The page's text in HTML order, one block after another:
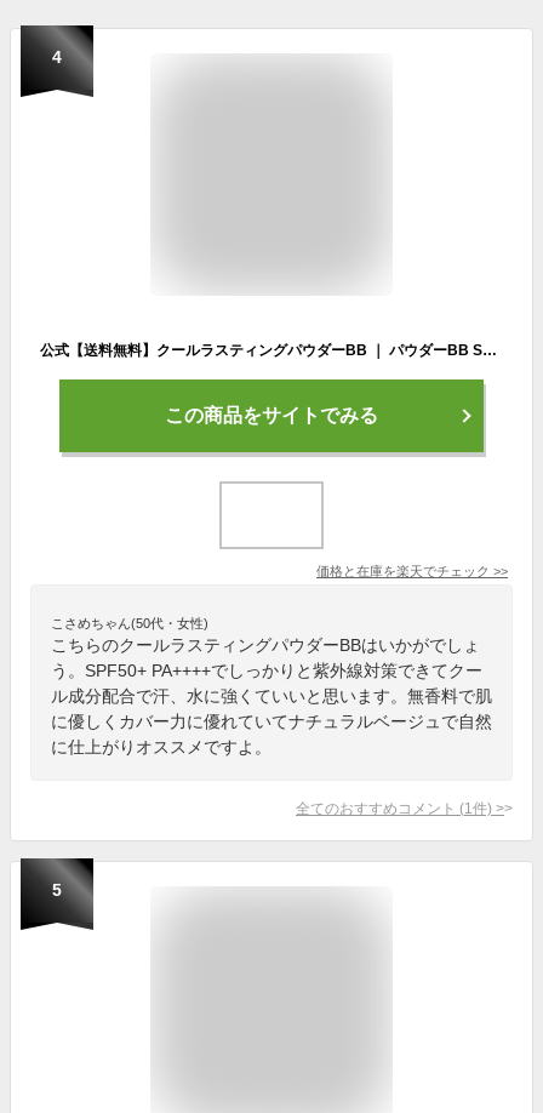
4
公式【送料無料】クールラスティングパウダーBB ｜ パウダーBB SPF50+ PA++++ 日本製 紫外線吸収剤不使用 クール成分配合 汗・水に強い 皮脂吸着パウダー 崩れにくい 無香料 アルコール不使用 BB カバー力 ナチュラルベージュ 日本製
この商品をサイトでみる
価格と在庫を楽天でチェック >>
こさめちゃん(50代・女性)
こちらのクールラスティングパウダーBBはいかがでしょ
う。SPF50+ PA++++でしっかりと紫外線対策できてクー
ル成分配合で汗、水に強くていいと思います。無香料で肌
に優しくカバー力に優れていてナチュラルベージュで自然
に仕上がりオススメですよ。
全てのおすすめコメント (1 件) >
5